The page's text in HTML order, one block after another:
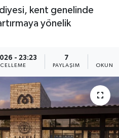
kent genelinde
yönelik
- 23:23 7
PAYLAŞIM